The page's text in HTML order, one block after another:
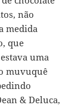
não
medida
que
uma
muvuquê
& Deluca,